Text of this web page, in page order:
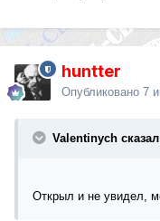
huntter
Опубликовано 7
Valentinych
Открыл и не увидел,